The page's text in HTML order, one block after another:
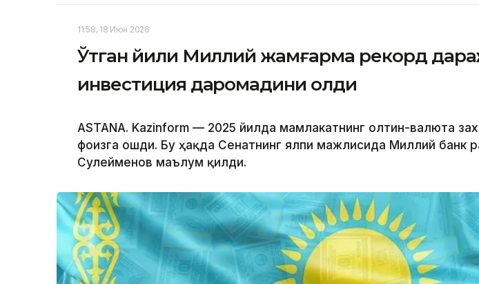
11:58, 18 Июн 2026
Ўтган йили Миллий жамғарма рекорд
инвестиция даромадини олди
ASTANA. Kazinform — 2025 йилда мамлакатнинг олтин-валюта
фоизга ошди. Бу ҳақда Сенатнинг ялпи мажлисида Миллий банк
Сулейменов маълум қилди.